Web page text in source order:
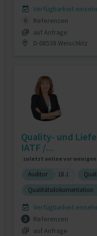
Verfügbarkeit
0
Referenzen
auf Anfrage
D-08538 Weischlitz
Quality- und
IATF /...
zuletzt online vor wenigen
Auditor 18 J.
Qualitätsdokumentation
Verfügbarkeit
3
Referenzen
auf Anfrage